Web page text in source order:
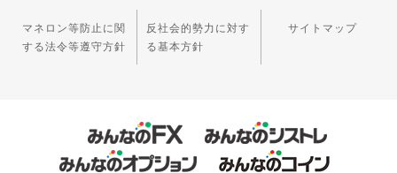
マネロン等防止に関
する法令等遵守方針
反社会的勢力に対す
る基本方針
サイトマップ